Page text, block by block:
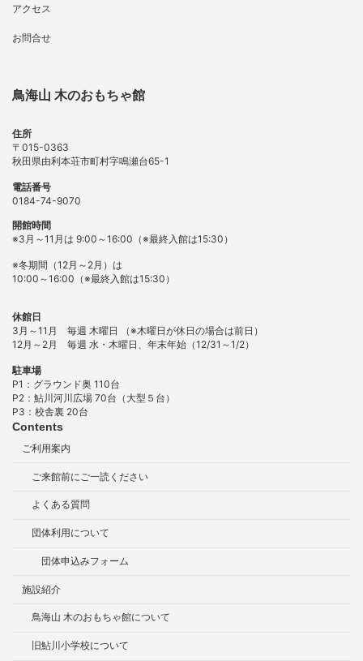
アクセス
お問合せ
鳥海山 木のおもちゃ館
住所
〒015-0363
秋田県由利本荘市町村字鳴瀬台65-1
電話番号
0184-74-9070
開館時間
※3月～11月は 9:00～16:00（※最終入館は15:30）
※冬期間（12月～2月）は
10:00～16:00（※最終入館は15:30）
休館日
3月～11月 毎週 木曜日 （※木曜日が休日の場合は前日）
12月～2月 毎週 水・木曜日、年末年始（12/31～1/2）
駐車場
P1：グラウンド奥 110台
P2：鮎川河川広場 70台（大型５台）
P3：校舎裏 20台
Contents
ご利用案内
ご来館前にご一読ください
よくある質問
団体利用について
団体申込みフォーム
施設紹介
鳥海山 木のおもちゃ館について
旧鮎川小学校について